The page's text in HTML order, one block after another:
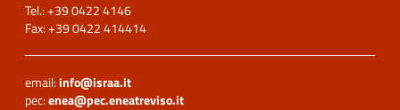
Tel.: +39 0422 4146
Fax: +39 0422 414414
email:info@israa.it
pec:enea@pec.eneatreviso.it